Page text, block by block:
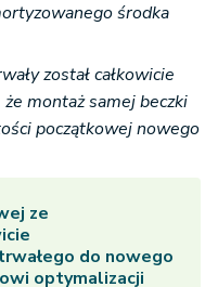
środka
został całkowicie
montaż samej beczki
początkowej nowego
ze
do nowego
optymalizacji